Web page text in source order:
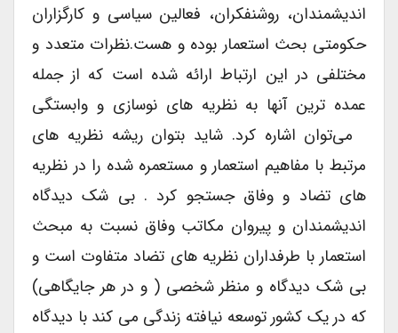
اندیشمندان، روشنفکران، فعالین سیاسی و کارگزاران
حکومتی بحث استعمار بوده و هست.نظرات متعدد و
مختلفی در این ارتباط ارائه شده است که از جمله
عمده ترین آنها به نظریه های نوسازی و وابستگی
می‌توان اشاره کرد. شاید بتوان ریشه نظریه های
مرتبط با مفاهیم استعمار و مستعمره شده را در نظریه
های تضاد و وفاق جستجو کرد . بی شک دیدگاه
اندیشمندان و پیروان مکاتب وفاق نسبت به مبحث
استعمار با طرفداران نظریه های تضاد متفاوت است و
بی شک دیدگاه و منظر شخصی ( و در هر جایگاهی)
که در یک کشور توسعه نیافته زندگی می کند با دیدگاه